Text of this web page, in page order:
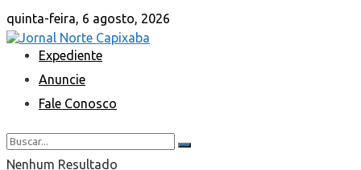
quinta-feira, 6 agosto, 2026
Expediente
Anuncie
Fale Conosco
Nenhum Resultado